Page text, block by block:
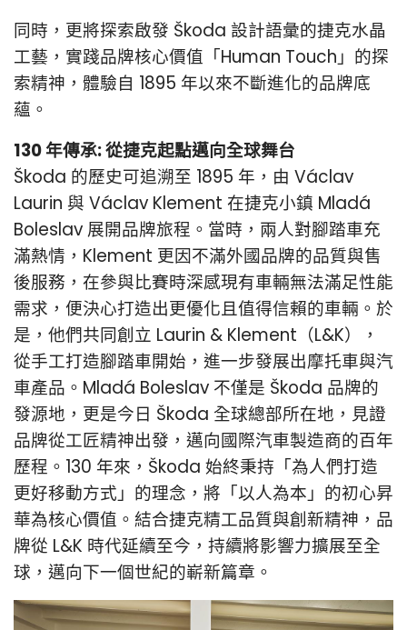
同時，更將探索啟發 Škoda 設計語彙的捷克水晶
工藝，實踐品牌核心價值「Human Touch」的探
索精神，體驗自 1895 年以來不斷進化的品牌底
蘊。
130 年傳承: 從捷克起點邁向全球舞台
Škoda 的歷史可追溯至 1895 年，由 Václav
Laurin 與 Václav Klement 在捷克小鎮 Mladá
Boleslav 展開品牌旅程。當時，兩人對腳踏車充
滿熱情，Klement 更因不滿外國品牌的品質與售
後服務，在參與比賽時深感現有車輛無法滿足性能
需求，便決心打造出更優化且值得信賴的車輛。於
是，他們共同創立 Laurin & Klement（L&K），
從手工打造腳踏車開始，進一步發展出摩托車與汽
車產品。Mladá Boleslav 不僅是 Škoda 品牌的
發源地，更是今日 Škoda 全球總部所在地，見證
品牌從工匠精神出發，邁向國際汽車製造商的百年
歷程。130 年來，Škoda 始終秉持「為人們打造
更好移動方式」的理念，將「以人為本」的初心昇
華為核心價值。結合捷克精工品質與創新精神，品
牌從 L&K 時代延續至今，持續將影響力擴展至全
球，邁向下一個世紀的嶄新篇章。